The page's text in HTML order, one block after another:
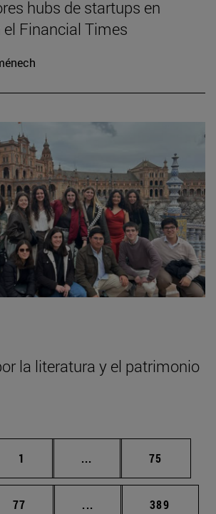
hubs de startups en
el Financial Times
la literatura y el patrimonio
Página
1 ... Páginas intermedias
Página
75
Página
77 ... Páginas intermedias
Página
389